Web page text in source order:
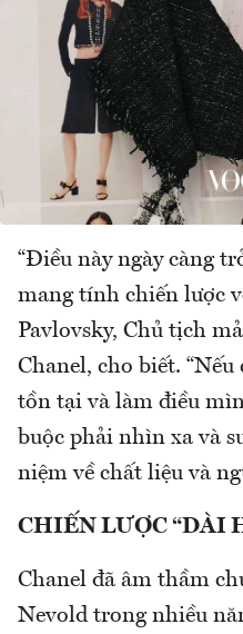
“Điều này ngày càng
mang tính chiến lược
Pavlovsky, Chủ tịch
Chanel, cho biết.
tồn tại và làm điều
buộc phải nhìn xa và
niệm về chất liệu và
CHIẾN LƯỢC “DÀI
Chanel đã âm thầm
Nevold trong nhiều